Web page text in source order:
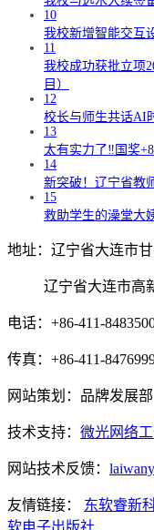
10
我校新增智能交互
11
我校成功获批立项
目）
12
校长与师生共话AI
13
太有实力了‼️国奖+8
14
新突破！辽宁省教
15
救助学生的澡堂大
地址：辽宁省大连市
辽宁省大连市高新
电话：+86-411-
传真：+86-411-
网站策划：品牌发展部
技术支持： 微光网络
网站技术反馈：
友情链接： 东软睿新
软电子出版社